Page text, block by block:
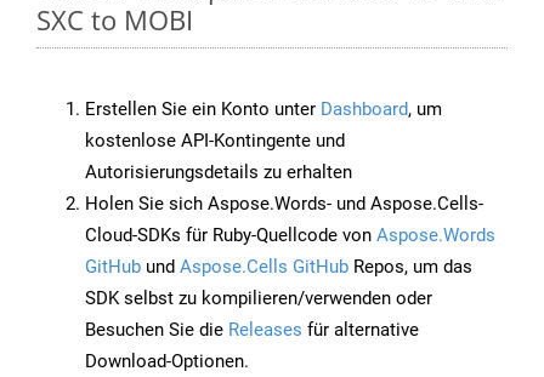
SXC to MOBI
Erstellen Sie ein Konto unter Dashboard, um
kostenlose API-Kontingente und
Autorisierungsdetails zu erhalten
Holen Sie sich Aspose.Words- und Aspose.Cells-
Cloud-SDKs für Ruby-Quellcode von Aspose.Words
GitHub und Aspose.Cells GitHub Repos, um das
SDK selbst zu kompilieren/verwenden oder
Besuchen Sie die Releases für alternative
Download-Optionen.